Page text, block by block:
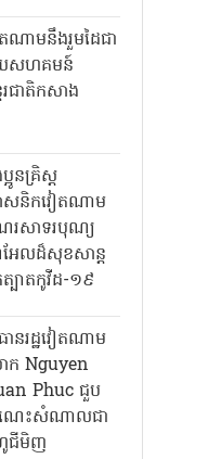
ណាមនឹងរួមដៃជា
សហគមន៍
រជាតិកសាង
អូនគ្រិស្ត
សនិកវៀតណាម
សាទរបុណ្យ
ែលដ៏សុខសាន្ត
ត្បាតកូវីដ-១៩
ានរដ្ឋវៀតណាម
Nguyen
Phuc ជួប
េះសំណាលជា
ជីមិញ